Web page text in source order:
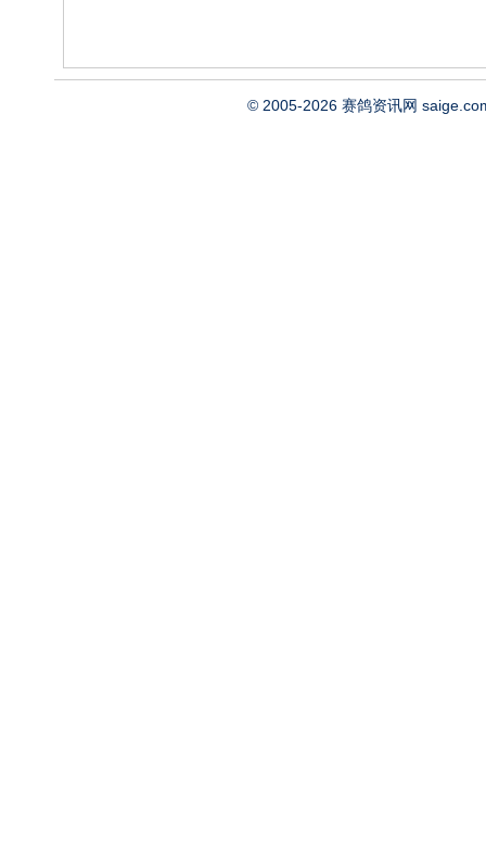
© 2005-2026 赛鸽资讯网